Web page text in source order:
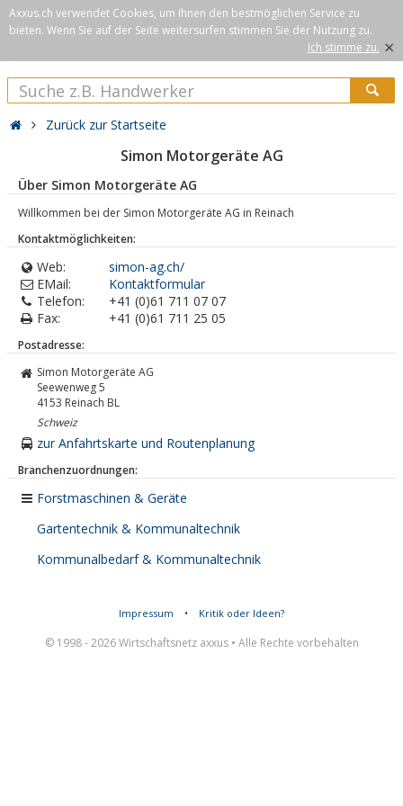
Axxus.ch verwendet Cookies, um Ihnen den bestmöglichen Service zu
bieten. Wenn Sie auf der Seite weitersurfen stimmen Sie der Nutzung zu.
Ich stimme zu. ×
Zurück zur Startseite
Simon Motorgeräte AG
Über Simon Motorgeräte AG
Willkommen bei der Simon Motorgeräte AG in Reinach
Kontaktmöglichkeiten:
Web:
simon-ag.ch/
EMail:
Kontaktformular
Telefon:
+41 (0)61 711 07 07
Fax:
+41 (0)61 711 25 05
Postadresse:
Simon Motorgeräte AG
Seewenweg 5
4153 Reinach BL
Schweiz
zur Anfahrtskarte und Routenplanung
Branchenzuordnungen:
Forstmaschinen & Geräte
Gartentechnik & Kommunaltechnik
Kommunalbedarf & Kommunaltechnik
Impressum • Kritik oder Ideen?
© 1998 - 2026 Wirtschaftsnetz axxus • Alle Rechte vorbehalten